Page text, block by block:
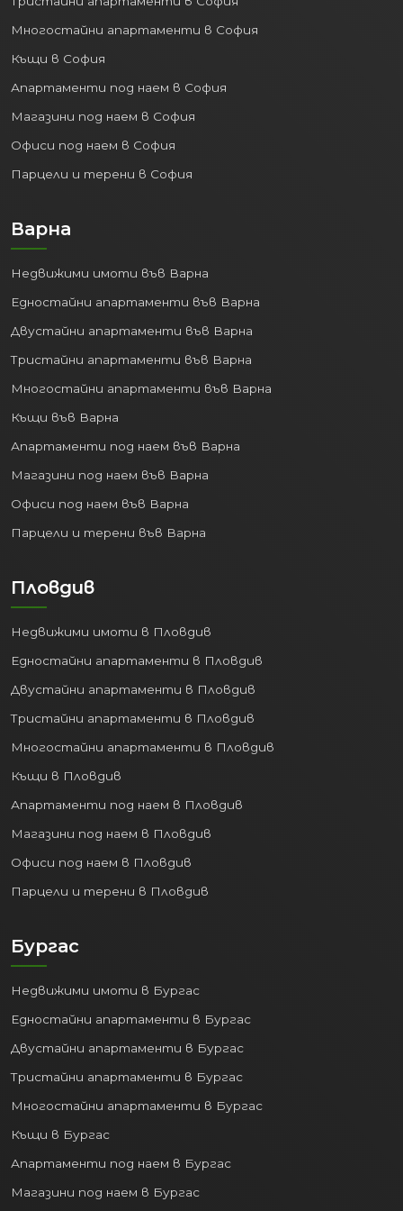
страната.
Разнообразни сектори:
развити IT, аутсорсинг, финанси,
Пазар на труда:
концентрация на работни места,
най-ниска безработица и най-
София означава да бъдете част от най-
динамичната икономическа среда в
страната.
3. Отлична Свързаност и
Инфраструктура:
Столицата разполага с най-развитата
транспортна мрежа:
Международно летище София:
Най-голямото в България,
Обществен транспорт:
метро, автобуси, трамваи и
тролейбуси, улесняваща
Пътна мрежа: Ключов
транспортен възел с достъп до
всички основни магистрали и
Централна ЖП гара:
с цяла България и съседни държави.
4. Образователен Център:
многобройни учебни заведения:
университет, УНСС, Медицински
университет и много други.
Средно образование:
професионални училища.
център за студенти и млади хора,
което поддържа високо търсенето на
апартаменти под наем в София
Многостайни апартаменти в София
Къщи в София
Апартаменти под наем в София
Магазини под наем в София
Офиси под наем в София
Парцели и терени в София
Варна
Недвижими имоти във Варна
Едностайни апартаменти във Варна
Двустайни апартаменти във Варна
Тристайни апартаменти във Варна
Многостайни апартаменти във Варна
Къщи във Варна
Апартаменти под наем във Варна
Магазини под наем във Варна
Офиси под наем във Варна
Парцели и терени във Варна
Пловдив
Недвижими имоти в Пловдив
Едностайни апартаменти в Пловдив
Двустайни апартаменти в Пловдив
Тристайни апартаменти в Пловдив
Многостайни апартаменти в Пловдив
Къщи в Пловдив
Апартаменти под наем в Пловдив
Магазини под наем в Пловдив
Офиси под наем в Пловдив
Парцели и терени в Пловдив
Бургас
Недвижими имоти в Бургас
Едностайни апартаменти в Бургас
Двустайни апартаменти в Бургас
Тристайни апартаменти в Бургас
Многостайни апартаменти в Бургас
Къщи в Бургас
Апартаменти под наем в Бургас
Магазини под наем в Бургас